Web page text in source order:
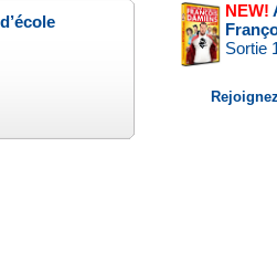
NEW!
Sortie